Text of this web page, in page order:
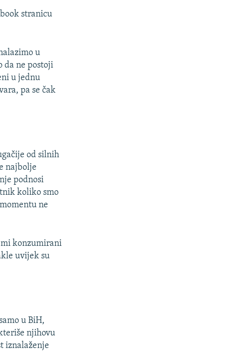
stranicu
u
da ne postoji
u jednu
pa se čak
od silnih
najbolje
podnosi
koliko smo
ne
konzumirani
uvijek su
u BiH,
njihovu
iznalaženje